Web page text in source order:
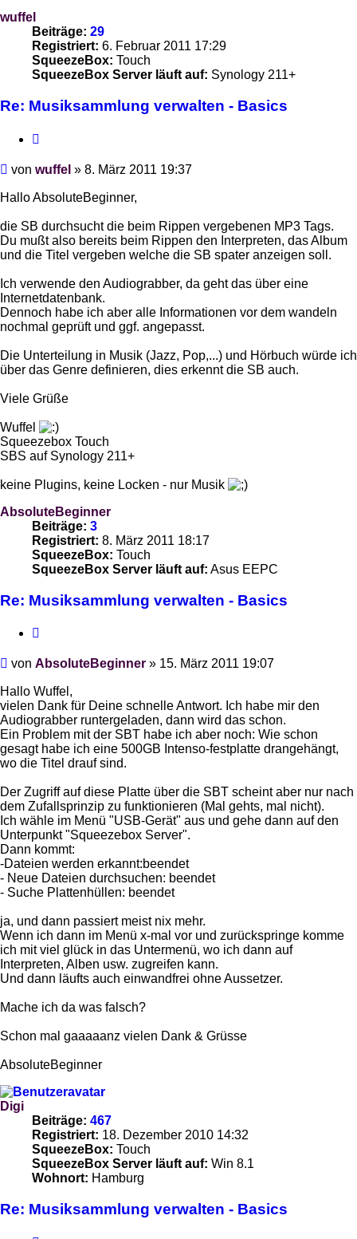
wuffel
Beiträge: 29
Registriert: 6. Februar 2011 17:29
SqueezeBox: Touch
SqueezeBox Server läuft auf: Synology 211+
Re: Musiksammlung verwalten - Basics
Beitrag
von wuffel » 8. März 2011 19:37
Hallo AbsoluteBeginner,
die SB durchsucht die beim Rippen vergebenen MP3 Tags.
Du mußt also bereits beim Rippen den Interpreten, das Album
und die Titel vergeben welche die SB spater anzeigen soll.
Ich verwende den Audiograbber, da geht das über eine
Internetdatenbank.
Dennoch habe ich aber alle Informationen vor dem wandeln
nochmal geprüft und ggf. angepasst.
Die Unterteilung in Musik (Jazz, Pop,...) und Hörbuch würde ich
über das Genre definieren, dies erkennt die SB auch.
Viele Grüße
Wuffel
Squeezebox Touch
SBS auf Synology 211+
keine Plugins, keine Locken - nur Musik
AbsoluteBeginner
Beiträge: 3
Registriert: 8. März 2011 18:17
SqueezeBox: Touch
SqueezeBox Server läuft auf: Asus EEPC
Re: Musiksammlung verwalten - Basics
Beitrag
von AbsoluteBeginner » 15. März 2011 19:07
Hallo Wuffel,
vielen Dank für Deine schnelle Antwort. Ich habe mir den
Audiograbber runtergeladen, dann wird das schon.
Ein Problem mit der SBT habe ich aber noch: Wie schon
gesagt habe ich eine 500GB Intenso-festplatte drangehängt,
wo die Titel drauf sind.
Der Zugriff auf diese Platte über die SBT scheint aber nur nach
dem Zufallsprinzip zu funktionieren (Mal gehts, mal nicht).
Ich wähle im Menü "USB-Gerät" aus und gehe dann auf den
Unterpunkt "Squeezebox Server".
Dann kommt:
-Dateien werden erkannt:beendet
- Neue Dateien durchsuchen: beendet
- Suche Plattenhüllen: beendet
ja, und dann passiert meist nix mehr.
Wenn ich dann im Menü x-mal vor und zurückspringe komme
ich mit viel glück in das Untermenü, wo ich dann auf
Interpreten, Alben usw. zugreifen kann.
Und dann läufts auch einwandfrei ohne Aussetzer.
Mache ich da was falsch?
Schon mal gaaaaanz vielen Dank & Grüsse
AbsoluteBeginner
Digi
Beiträge: 467
Registriert: 18. Dezember 2010 14:32
SqueezeBox: Touch
SqueezeBox Server läuft auf: Win 8.1
Wohnort: Hamburg
Re: Musiksammlung verwalten - Basics